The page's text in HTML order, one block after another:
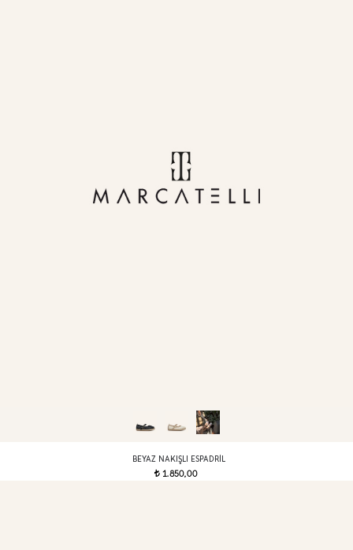
BEYAZ NAKIŞLI ESPADRIL
t1.850,00